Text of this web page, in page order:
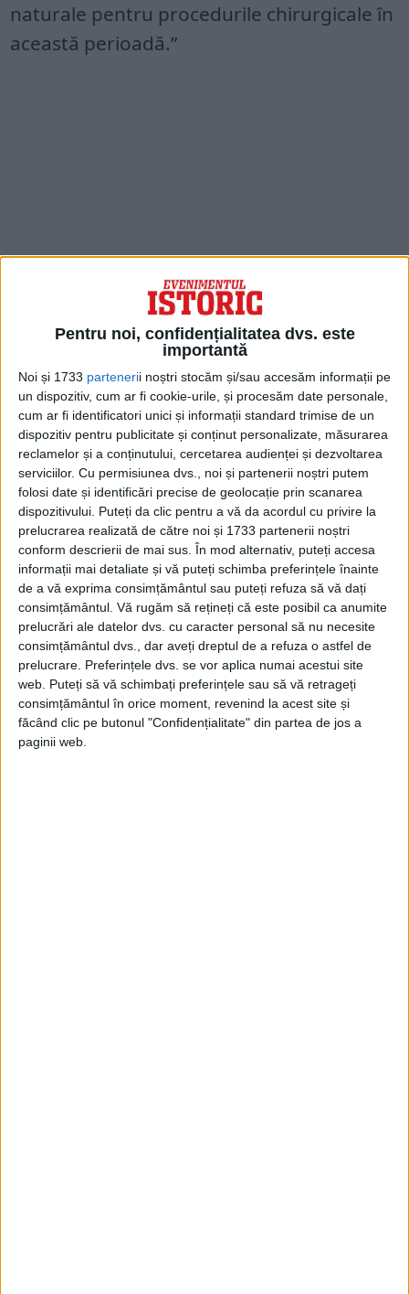
Pentru noi, confidențialitatea dvs. este
importantă
Noi și 1733 partenerii noștri stocăm și/sau accesăm informații pe
un dispozitiv, cum ar fi cookie-urile, și procesăm date personale,
cum ar fi identificatori unici și informații standard trimise de un
dispozitiv pentru publicitate și conținut personalizate, măsurarea
reclamelor și a conținutului, cercetarea audienței și dezvoltarea
serviciilor. Cu permisiunea dvs., noi și partenerii noștri putem
folosi date și identificări precise de geolocație prin scanarea
dispozitivului. Puteți da clic pentru a vă da acordul cu privire la
prelucrarea realizată de către noi și 1733 partenerii noștri
conform descrierii de mai sus. În mod alternativ, puteți accesa
informații mai detaliate și vă puteți schimba preferințele înainte
de a vă exprima consimțământul sau puteți refuza să vă dați
consimțământul. Vă rugăm să rețineți că este posibil ca anumite
prelucrări ale datelor dvs. cu caracter personal să nu necesite
consimțământul dvs., dar aveți dreptul de a refuza o astfel de
prelucrare. Preferințele dvs. se vor aplica numai acestui site
web. Puteți să vă schimbați preferințele sau să vă retrageți
consimțământul în orice moment, revenind la acest site și
făcând clic pe butonul "Confidențialitate" din partea de jos a
paginii web.
naturale pentru procedurile chirurgicale în
această perioadă.”
PACIENTUL A SUPRAVIEȚUIT
Experții spun că procedura efectuată pe
craniu demonstrează că popoarele antice
erau capabile să efectueze intervenții
chirurgicale și proceduri medicale
complexe.
„Nu avem o mulțime de informații despre
această piesă, dar știm că războinicul a
supraviețuit procedurii.Pe baza osului rupt
din jurul reparației, puteți vedea că este
strâns îmbinată. A fost o intervenție
chirurgicală reușită.”
Antropologul fizic John Verano
Universitatea Tulane a declarat pentru
National Geographic : „Ei (chirurgii antici